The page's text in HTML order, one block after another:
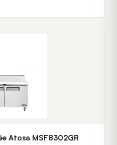
Atosa MSF8302GR